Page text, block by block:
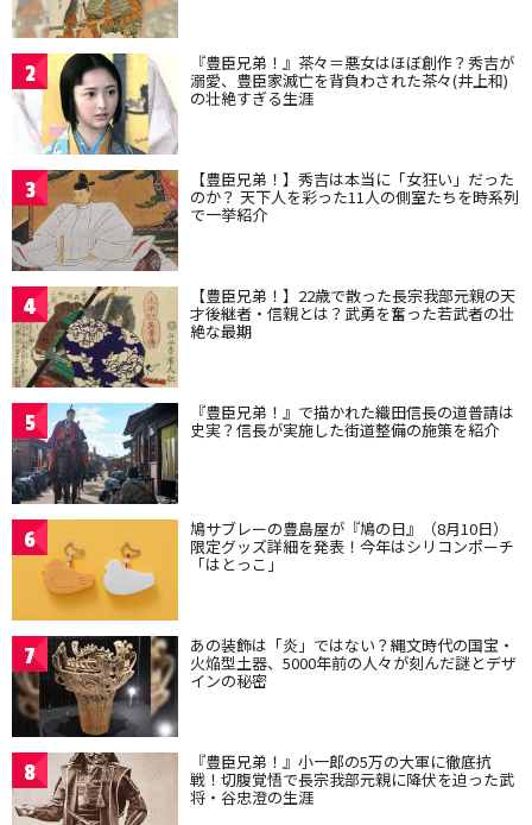
2 『豊臣兄弟！』茶々＝悪女はほぼ創作？秀吉が
溺愛、豊臣家滅亡を背負わされた茶々(井上和)
の壮絶すぎる生涯
3 【豊臣兄弟！】秀吉は本当に「女狂い」だった
のか？ 天下人を彩った11人の側室たちを時系列
で一挙紹介
4 【豊臣兄弟！】22歳で散った長宗我部元親の天
才後継者・信親とは？武勇を奮った若武者の壮
絶な最期
5 『豊臣兄弟！』で描かれた織田信長の道普請は
史実？信長が実施した街道整備の施策を紹介
6 鳩サブレーの豊島屋が『鳩の日』（8月10日）
限定グッズ詳細を発表！今年はシリコンポーチ
「はとっこ」
7 あの装飾は「炎」ではない？縄文時代の国宝・
火焔型土器、5000年前の人々が刻んだ謎とデザ
インの秘密
8 『豊臣兄弟！』小一郎の5万の大軍に徹底抗
戦！切腹覚悟で長宗我部元親に降伏を迫った武
将・谷忠澄の生涯